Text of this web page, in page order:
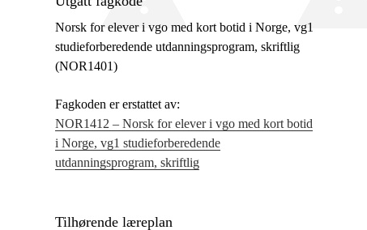
Norsk for elever i vgo med kort botid i Norge, vg1
studieforberedende utdanningsprogram, skriftlig
(NOR1401)
Fagkoden er erstattet av:
NOR1412 – Norsk for elever i vgo med kort botid
i Norge, vg1 studieforberedende
utdanningsprogram, skriftlig
Tilhørende læreplan